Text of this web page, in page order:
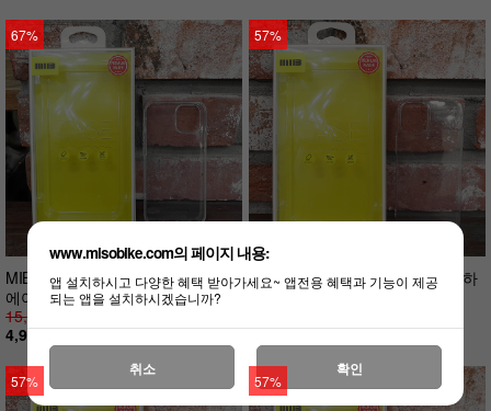
67%
MIB 아이폰 12 PRO MAX 프로 맥스
에어쉴드 소프트 투명 케이스
15,000원
4,900원
57%
MIB 아이폰 12 에어쉴드 풀커버 하
드 투명 케이스
6,400원
57% 57%
www.misobike.com의 페이지 내용:
앱 설치하시고 다양한 혜택 받아가세요~ 앱전용 혜택과 기능이 제공
되는 앱을 설치하시겠습니까?
취소 확인